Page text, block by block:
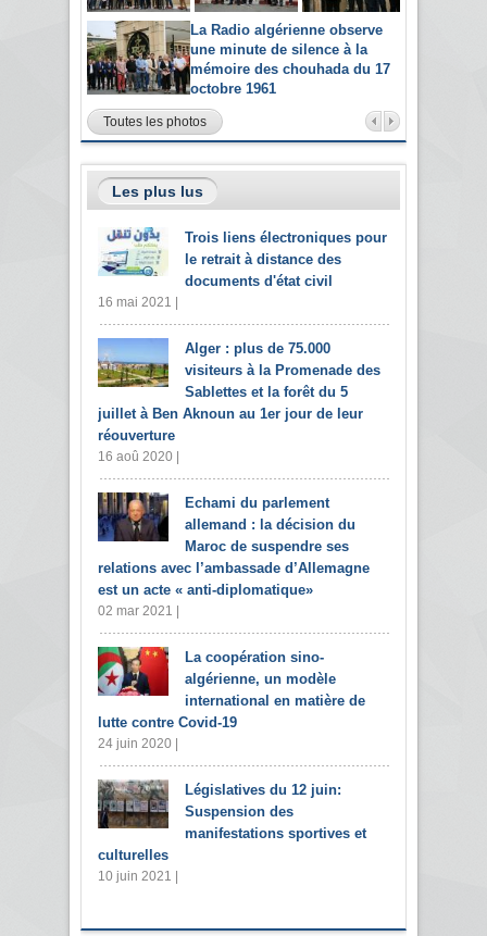
La Radio algérienne observe
une minute de silence à la
mémoire des chouhada du 17
octobre 1961
Toutes les photos
Les plus lus
Trois liens électroniques pour
le retrait à distance des
documents d'état civil
16 mai 2021 |
Alger : plus de 75.000
visiteurs à la Promenade des
Sablettes et la forêt du 5
juillet à Ben Aknoun au 1er jour de leur
réouverture
16 aoû 2020 |
Echami du parlement
allemand : la décision du
Maroc de suspendre ses
relations avec l’ambassade d’Allemagne
est un acte « anti-diplomatique»
02 mar 2021 |
La coopération sino-
algérienne, un modèle
international en matière de
lutte contre Covid-19
24 juin 2020 |
Législatives du 12 juin:
Suspension des
manifestations sportives et
culturelles
10 juin 2021 |